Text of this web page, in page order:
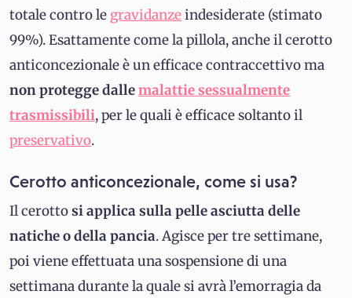
totale contro le gravidanzeindesiderate (stimato
99%). Esattamente come la pillola, anche il cerotto
anticoncezionale è un efficace contraccettivo ma
non protegge dallemalattie sessualmente
trasmissibili, per le quali è efficace soltanto il
preservativo.
Cerotto anticoncezionale, come si usa?
Il cerottosi applica sulla pelle asciutta delle
natiche o della pancia. Agisce per tre settimane,
poi viene effettuata una sospensione di una
settimana durante la quale si avrà l’emorragia da